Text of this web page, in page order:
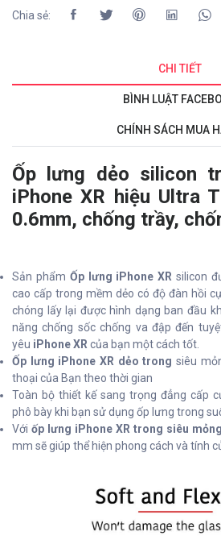
Chia sẻ:
CHI TIẾT
BÌNH LUẬT
CHÍNH SÁCH MUA
Ốp lưng dẻo silicon
iPhone XR hiệu Ultra
0.6mm, chống trầy,
Sản phẩm Ốp lưng iPhone XRsilicon
cao cấp trong mềm dẻo có độ đàn hồi
chóng lấy lại được hình dạng ban đầu
năng chống sốc chống va đập đến
yêu iPhone XR của bạn một cách tốt.
Ốp lưng iPhone XR dẻo trong siêu
thoại của Bạn theo thời gian
Toàn bộ thiết kế sang trọng đẳng cấp
phô bày khi bạn sử dụng ốp lưng trong
Với ốp lưng iPhone XR trong siêu mỏng
mm sẽ giúp thể hiện phong cách và tính